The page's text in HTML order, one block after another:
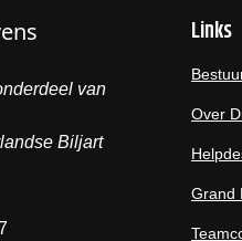
van
Biljart
Links
Over
Grand